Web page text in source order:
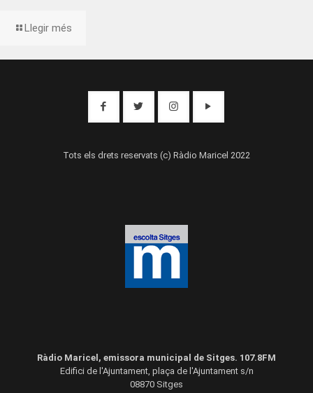
Llegir més
Tots els drets reservats (c) Ràdio Maricel 2022
Ràdio Maricel, emissora municipal de Sitges. 107.8FM
Edifici de l'Ajuntament, plaça de l'Ajuntament s/n
08870 Sitges